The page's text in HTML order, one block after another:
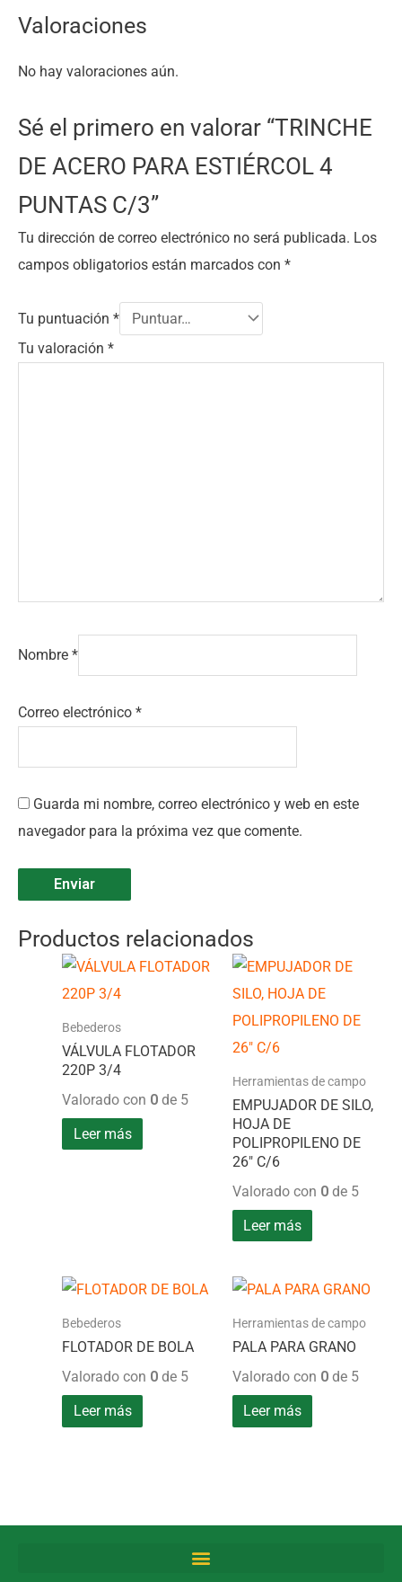
Valoraciones
No hay valoraciones aún.
Sé el primero en valorar “TRINCHE
DE ACERO PARA ESTIÉRCOL 4
PUNTAS C/3”
Tu dirección de correo electrónico no será publicada. Los
campos obligatorios están marcados con *
Tu puntuación *
Tu valoración *
Nombre *
Correo electrónico *
Guarda mi nombre, correo electrónico y web en este
navegador para la próxima vez que comente.
Productos relacionados
Bebederos
VÁLVULA FLOTADOR
220P 3/4
Valorado con 0 de 5
Leer más
Herramientas de campo
EMPUJADOR DE SILO,
HOJA DE
POLIPROPILENO DE
26″ C/6
Valorado con 0de 5
Leer más
Bebederos
FLOTADOR DE BOLA
Valorado con 0 de 5
Leer más
Herramientas de campo
PALA PARA GRANO
Valorado con 0de 5
Leer más